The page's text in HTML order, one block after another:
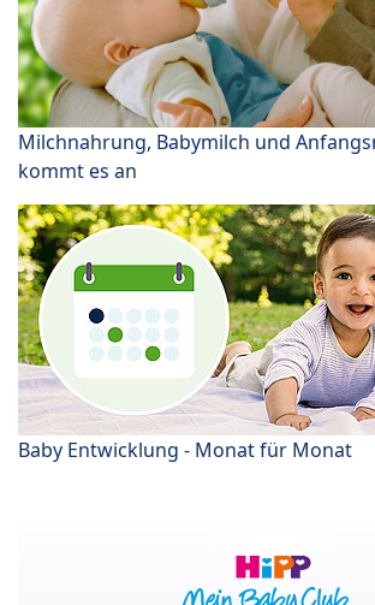
Milchnahrung, Babymilch und
kommt es an
Baby Entwicklung - Monat für Monat